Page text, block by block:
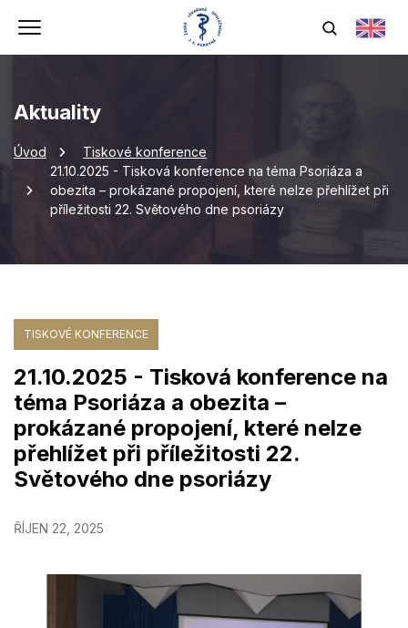
Aktuality
Úvod
Tiskové konference
21.10.2025 - Tisková konference na téma Psoriáza a
obezita – prokázané propojení, které nelze přehlížet při
příležitosti 22. Světového dne psoriázy
TISKOVÉ KONFERENCE
21.10.2025 - Tisková konference na
téma Psoriáza a obezita –
prokázané propojení, které nelze
přehlížet při příležitosti 22.
Světového dne psoriázy
ŘÍJEN 22, 2025